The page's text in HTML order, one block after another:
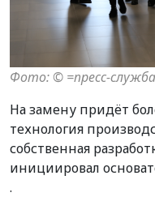
Фото: © =пресс-
На замену придёт
технология
собственная
инициировал
.